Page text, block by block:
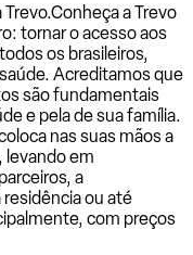
Conheça a Trevo
tornar o acesso aos
os brasileiros,
Acreditamos que
são fundamentais
e pela de sua família.
nas suas mãos a
levando em
a
ou até
com preços